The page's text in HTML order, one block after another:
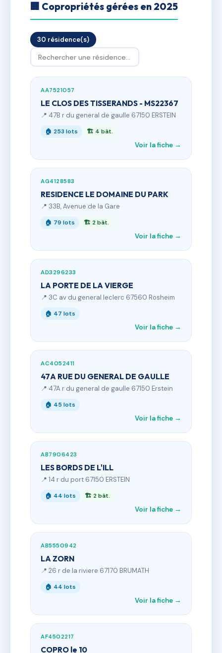
🏢 Copropriétés gérées en 2025
30 résidence(s)
AA7521057
LE CLOS DES TISSERANDS - MS22367
📍 47B r du general de gaulle 67150 ERSTEIN
🏠 253 lots 🏗 4 bât.
Voir la fiche →
AG4128583
RESIDENCE LE DOMAINE DU PARK
📍 33B, Avenue de la Gare
🏠 79 lots 🏗 2 bât.
Voir la fiche →
AD3296233
LA PORTE DE LA VIERGE
📍 3C av du general leclerc 67560 Rosheim
🏠 47 lots
Voir la fiche →
AC4052411
47A RUE DU GENERAL DE GAULLE
📍 47A r du general de gaulle 67150 Erstein
🏠 45 lots
Voir la fiche →
AB7906423
LES BORDS DE L'ILL
📍 14 r du port 67150 ERSTEIN
🏠 44 lots 🏗 2 bât.
Voir la fiche →
AB5550942
LA ZORN
📍 26 r de la riviere 67170 BRUMATH
🏠 44 lots
Voir la fiche →
AF4502217
COPRO le 10